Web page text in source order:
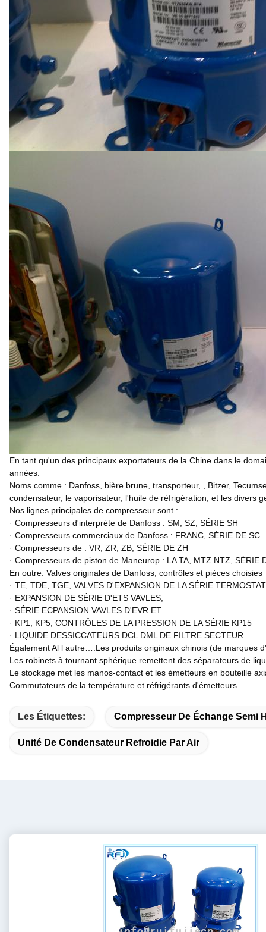
En tant qu'un des principaux exportateurs de la Chine dans le
années.
Noms comme : Danfoss, bière brune, transporteur, , Bitzer,
condensateur, le vaporisateur, l'huile de réfrigération, et les divers
Nos lignes principales de compresseur sont :
· Compresseurs d'interprète de Danfoss : SM, SZ, SÉRIE SH
· Compresseurs commerciaux de Danfoss : FRANC, SÉRIE DE SC
· Compresseurs de : VR, ZR, ZB, SÉRIE DE ZH
· Compresseurs de piston de Maneurop : LA TA, MTZ NTZ, SÉRIE
En outre. Valves originales de Danfoss, contrôles et pièces choisies
· TE, TDE, TGE, VALVES D'EXPANSION DE LA SÉRIE
· EXPANSION DE SÉRIE D'ETS VAVLES,
· SÉRIE ECPANSION VAVLES D'EVR ET
· KP1, KP5, CONTRÔLES DE LA PRESSION DE LA SÉRIE KP15
· LIQUIDE DESSICCATEURS DCL DML DE FILTRE SECTEUR
Également Al l autre….Les produits originaux chinois (de marques
Les robinets à tournant sphérique remettent des séparateurs de
Le stockage met les manos-contact et les émetteurs en bouteille
Commutateurs de la température et réfrigérants d'émetteurs
Les Étiquettes: Compresseur De Échange Semi
Unité De Condensateur Refroidie Par Air